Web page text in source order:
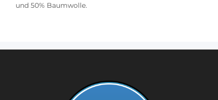
und 50% Baumwolle.